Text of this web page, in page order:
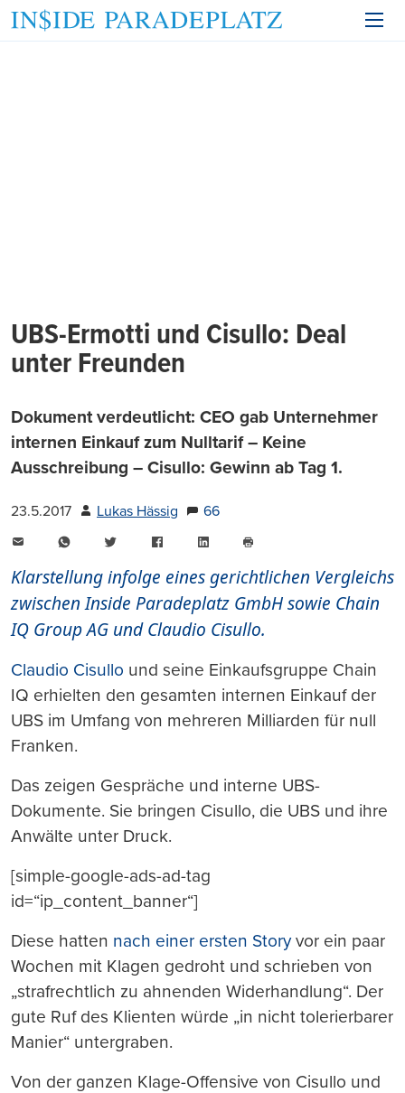
UBS-Ermotti und Cisullo: Deal
unter Freunden
Dokument verdeutlicht: CEO gab Unternehmer
internen Einkauf zum Nulltarif – Keine
Ausschreibung – Cisullo: Gewinn ab Tag 1.
23.5.2017 Lukas Hässig
66
WhatsAppTwitter FacebookLinkedIn
drucken
Klarstellung infolge eines gerichtlichen Vergleichs
zwischen Inside Paradeplatz GmbH sowie Chain
IQ Group AG und Claudio Cisullo.
Claudio Cisullo und seine Einkaufsgruppe Chain
IQ erhielten den gesamten internen Einkauf der
UBS im Umfang von mehreren Milliarden für null
Franken.
Das zeigen Gespräche und interne UBS-
Dokumente. Sie bringen Cisullo, die UBS und ihre
Anwälte unter Druck.
[simple-google-ads-ad-tag
id=“ip_content_banner“]
Diese hatten nach einer ersten Storyvor ein paar
Wochen mit Klagen gedroht und schrieben von
„strafrechtlich zu ahnenden Widerhandlung“. Der
gute Ruf des Klienten würde „in nicht tolerierbarer
Manier“ untergraben.
Von der ganzen Klage-Offensive von Cisullo und